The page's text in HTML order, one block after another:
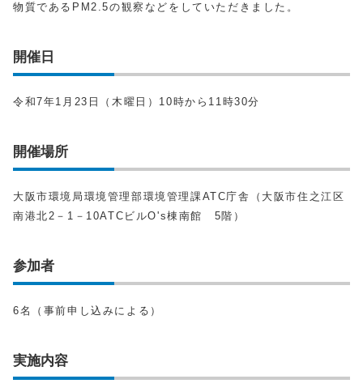
物質であるPM2.5の観察などをしていただきました。
開催日
令和7年1月23日（木曜日）10時から11時30分
開催場所
大阪市環境局環境管理部環境管理課ATC庁舎（大阪市住之江区
南港北2－1－10ATCビルO's棟南館 5階）
参加者
6名（事前申し込みによる）
実施内容